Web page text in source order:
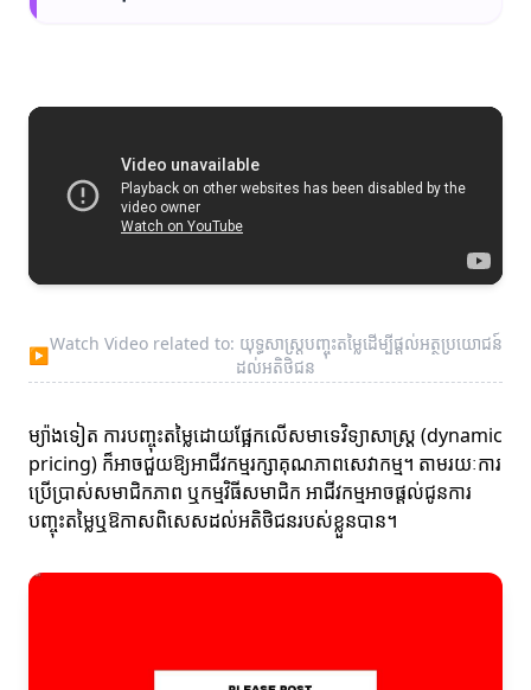
▶
Watch Video related to: យុទ្ធសាស្ត្របញ្ចុះតម្លៃដើម្បីផ្តល់អត្ថប្រយោជន៍
ដល់អតិថិជន
ម្យ៉ាងទៀត ការបញ្ចុះតម្លៃដោយផ្អែកលើសមាទេវិទ្យាសាស្ត្រ (dynamic
pricing) ក៏អាចជួយឱ្យអាជីវកម្មរក្សាគុណភាពសេវាកម្ម។ តាមរយៈការ
ប្រើប្រាស់សមាជិកភាព ឬកម្មវិធីសមាជិក អាជីវកម្មអាចផ្តល់ជូនការ
បញ្ចុះតម្លៃឬឱកាសពិសេសដល់អតិថិជនរបស់ខ្លួនបាន។